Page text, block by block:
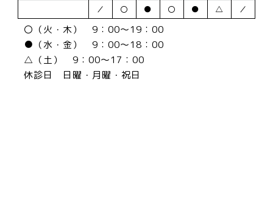
／ 〇 ● 〇 ● △ ／
〇（火・木） 9：00～19：00
●（水・金） 9：00～18：00
△（土） 9：00～17：00
休診日 日曜・月曜・祝日